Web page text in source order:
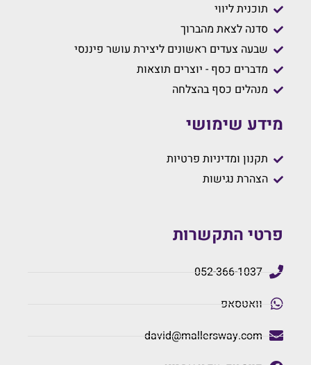
תוכנית ליווי
סדנה לצאת מהברוך
שבעה צעדים ראשונים ליצירת עושר פיננסי
מדברים כסף - יוצרים תוצאות
מנהלים כסף בהצלחה
מידע שימושי
תקנון ומדיניות פרטיות
הצהרת נגישות
פרטי התקשרות
052-366-1037
וואטסאפ
david@mallersway.com